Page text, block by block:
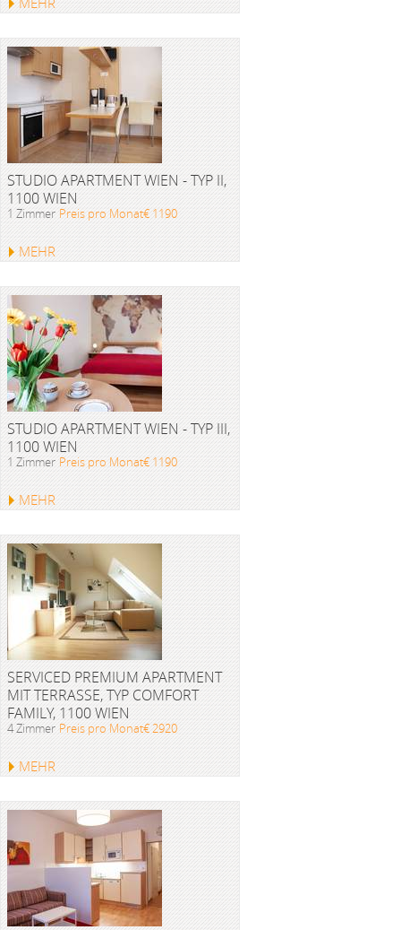
STUDIO APARTMENT WIEN - TYP II,
1100 WIEN
1 Zimmer Preis pro Monat€ 1190
MEHR
STUDIO APARTMENT WIEN - TYP III,
1100 WIEN
1 Zimmer Preis pro Monat€ 1190
MEHR
SERVICED PREMIUM APARTMENT
MIT TERRASSE, TYP COMFORT
FAMILY, 1100 WIEN
4 Zimmer Preis pro Monat€ 2920
MEHR